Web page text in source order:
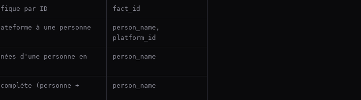
par ID fact_id
à une personne
person_name,
platform_id
d'une personne en
person_name
(personne +
person_name